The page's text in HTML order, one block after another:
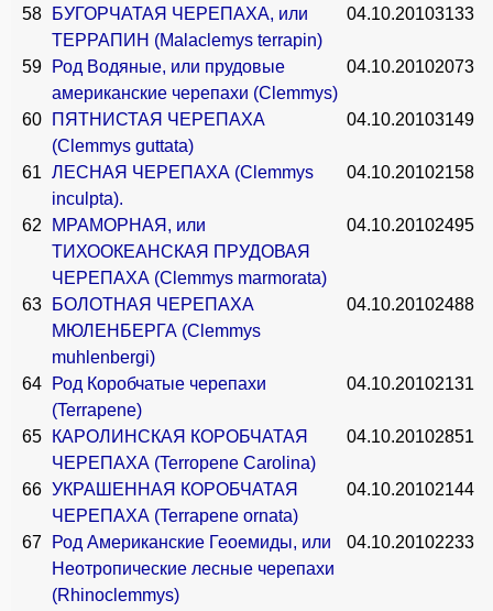
58
БУГОРЧАТАЯ ЧЕРЕПАХА, или
ТЕРРАПИН (Malaclemys terrapin)
04.10.20103133
59
Род Водяные, или прудовые
американские черепахи (Clemmys)
04.10.20102073
60
ПЯТНИСТАЯ ЧЕРЕПАХА
(Clemmys guttata)
04.10.20103149
61 ЛЕСНАЯ ЧЕРЕПАХА (Clemmys
inculpta).
04.10.20102158
62
МРАМОРНАЯ, или
ТИХООКЕАНСКАЯ ПРУДОВАЯ
ЧЕРЕПАХА (Clemmys marmorata)
04.10.20102495
63
БОЛОТНАЯ ЧЕРЕПАХА
МЮЛЕНБЕРГА (Clemmys
muhlenbergi)
04.10.20102488
64
Род Коробчатые черепахи
(Terrapene)
04.10.20102131
65
КАРОЛИНСКАЯ КОРОБЧАТАЯ
ЧЕРЕПАХА (Terropene Carolina)
04.10.20102851
66 УКРАШЕННАЯ КОРОБЧАТАЯ
ЧЕРЕПАХА (Terrapene ornata)
04.10.20102144
67
Род Американские Геоемиды, или
Неотропические лесные черепахи
(Rhinoclemmys)
04.10.20102233